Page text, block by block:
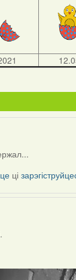
ці